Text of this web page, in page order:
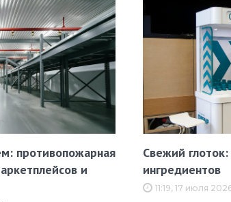
противопожарная
и
Свежий
ингредиентов
11:19, 17 июля